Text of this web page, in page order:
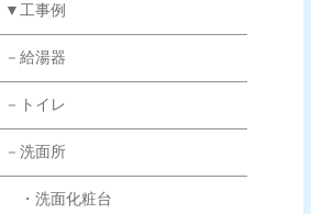
▼工事例
－給湯器
－トイレ
－洗面所
・洗面化粧台